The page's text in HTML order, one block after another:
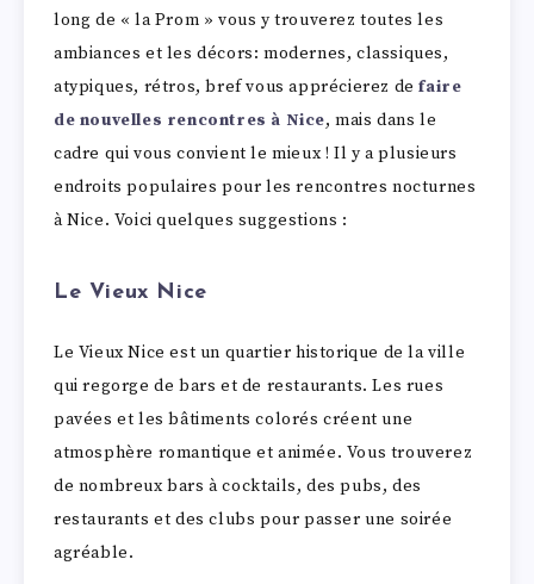
long de « la Prom » vous y trouverez toutes les
ambiances et les décors: modernes, classiques,
atypiques, rétros, bref vous apprécierez defaire
de nouvelles rencontres à Nice, mais dans le
cadre qui vous convient le mieux ! Il y a plusieurs
endroits populaires pour les rencontres nocturnes
à Nice. Voici quelques suggestions :
Le Vieux Nice
Le Vieux Nice est un quartier historique de la ville
qui regorge de bars et de restaurants. Les rues
pavées et les bâtiments colorés créent une
atmosphère romantique et animée. Vous trouverez
de nombreux bars à cocktails, des pubs, des
restaurants et des clubs pour passer une soirée
agréable.